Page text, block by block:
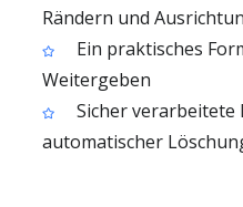
Rändern und
Ein praktisches
Weitergeben
Sicher verarbeitete
automatischer